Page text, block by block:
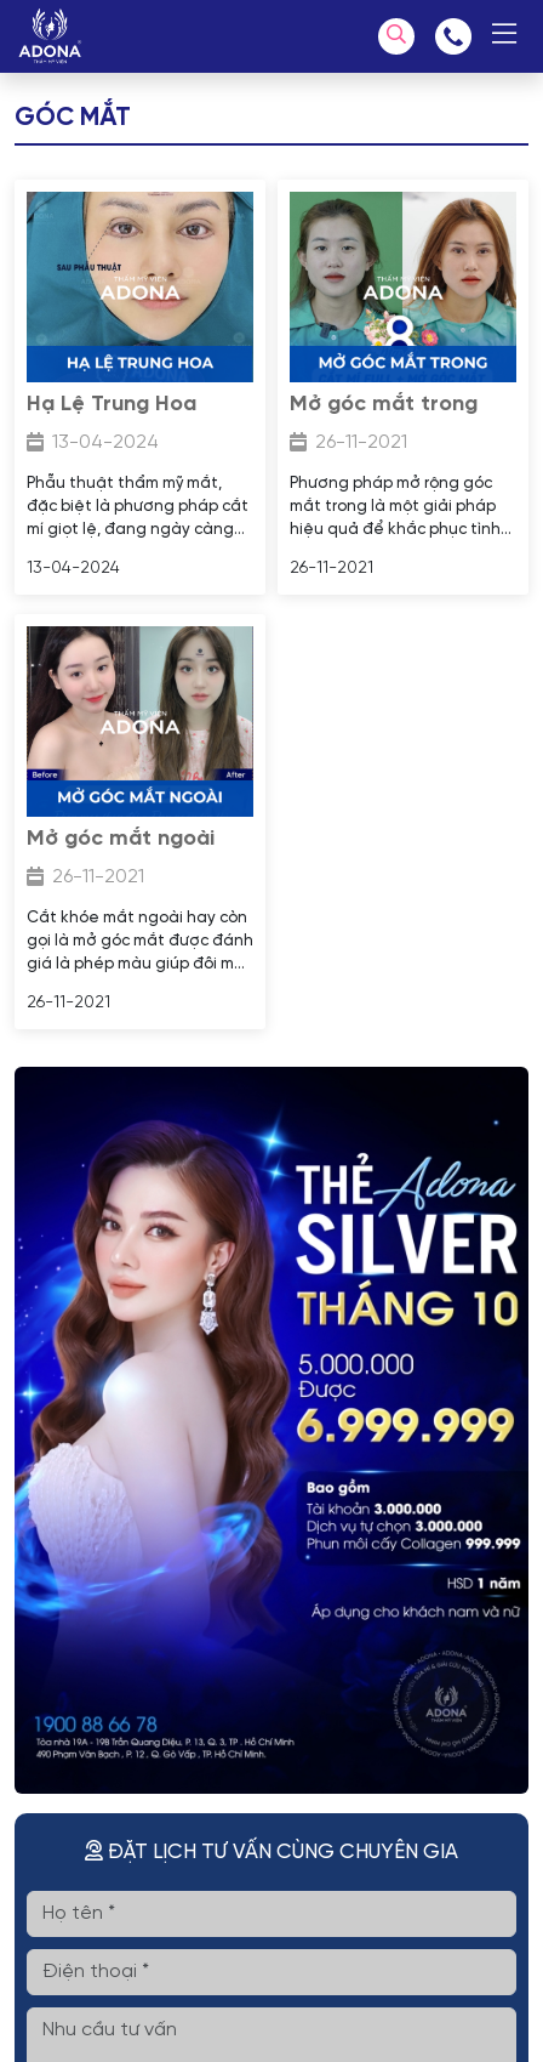
Chúng tôi có thể giúp bạn tìm kiếm?
GÓC MẮT
Hạ Lệ Trung Hoa
13-04-2024
Phẫu thuật thẩm mỹ mắt,
đặc biệt là phương pháp cắt
mí giọt lệ, đang ngày càng
quốc gia Châu Á. Nó không
ngoài tươi trẻ.
13-04-2024
Mở góc mắt trong
26-11-2021
Phương pháp mở rộng góc
mắt trong là một giải pháp
hiệu quả để khắc phục tình
đều, giúp tạo ra vẻ đẹp hài
26-11-2021
Mở góc mắt ngoài
26-11-2021
Cắt khóe mắt ngoài hay còn
gọi là mở góc mắt được đánh
giá là phép màu giúp đôi mắt
nên to tròn, tự nhiên. Với kỹ
hàng sẽ đạt được kết quả
thẩm mỹ hài lòng nhất.
26-11-2021
ĐẶT LỊCH TƯ VẤN CÙNG CHUYÊN GIA